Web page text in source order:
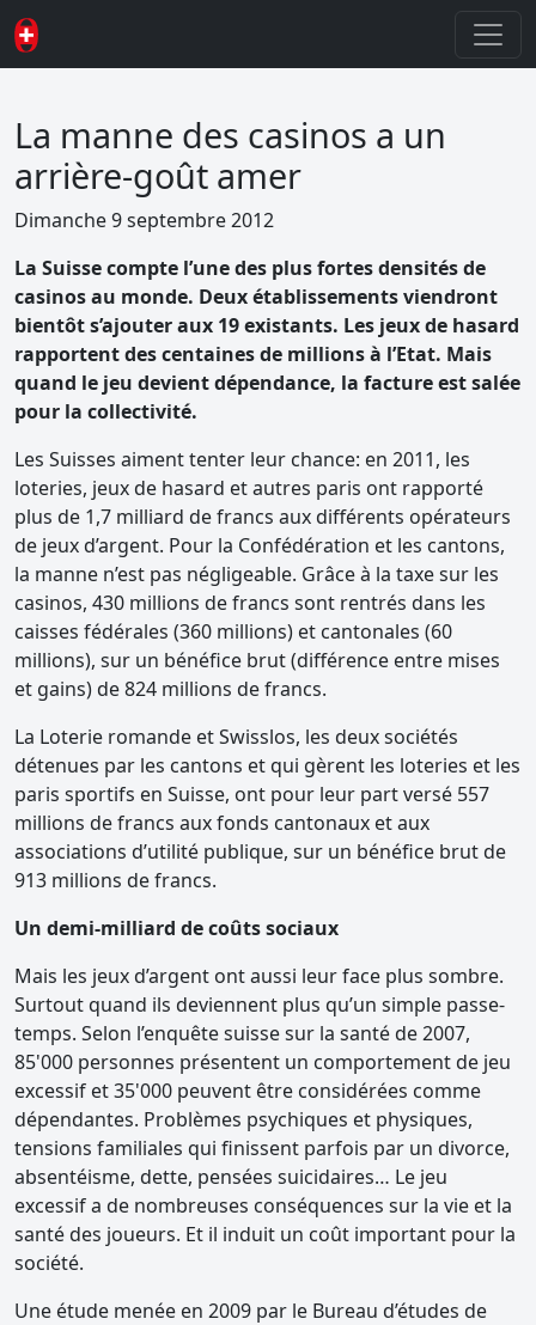
La manne des casinos a un
arrière-goût amer
Dimanche 9 septembre 2012
La Suisse compte l’une des plus fortes densités de
casinos au monde. Deux établissements viendront
bientôt s’ajouter aux 19 existants. Les jeux de hasard
rapportent des centaines de millions à l’Etat. Mais
quand le jeu devient dépendance, la facture est salée
pour la collectivité.
Les Suisses aiment tenter leur chance: en 2011, les
loteries, jeux de hasard et autres paris ont rapporté
plus de 1,7 milliard de francs aux différents opérateurs
de jeux d’argent. Pour la Confédération et les cantons,
la manne n’est pas négligeable. Grâce à la taxe sur les
casinos, 430 millions de francs sont rentrés dans les
caisses fédérales (360 millions) et cantonales (60
millions), sur un bénéfice brut (différence entre mises
et gains) de 824 millions de francs.
La Loterie romande et Swisslos, les deux sociétés
détenues par les cantons et qui gèrent les loteries et les
paris sportifs en Suisse, ont pour leur part versé 557
millions de francs aux fonds cantonaux et aux
associations d’utilité publique, sur un bénéfice brut de
913 millions de francs.
Un demi-milliard de coûts sociaux
Mais les jeux d’argent ont aussi leur face plus sombre.
Surtout quand ils deviennent plus qu’un simple passe-
temps. Selon l’enquête suisse sur la santé de 2007,
85'000 personnes présentent un comportement de jeu
excessif et 35'000 peuvent être considérées comme
dépendantes. Problèmes psychiques et physiques,
tensions familiales qui finissent parfois par un divorce,
absentéisme, dette, pensées suicidaires… Le jeu
excessif a de nombreuses conséquences sur la vie et la
santé des joueurs. Et il induit un coût important pour la
société.
Une étude menée en 2009 par le Bureau d’études de